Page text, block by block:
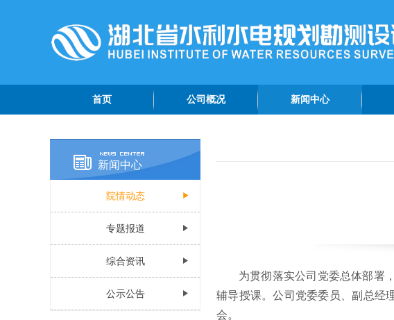
首页 公司概况 新闻中心
管理团队
公司荣誉
认证资质
新闻中心
院情动态
专题报道
综合资讯
公示公告
为贯彻落实公司党委总体部署
辅导授课。公司党委委员、副总经
会。